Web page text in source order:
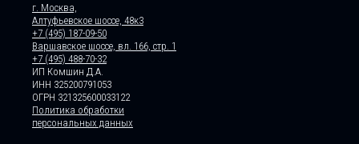
г. Москва,
Алтуфьевское шоссе, 48к3
+7 (495) 187-09-50
Варшавское шоссе, вл. 166, стр. 1
+7 (495) 488-70-32
ИП Комшин Д.А.
ИНН 325200791053
ОГРН 321325600033122
Политика обработки
персональных данных